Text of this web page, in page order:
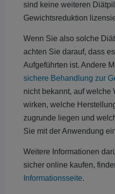
sind keine weiteren
Gewichtsreduktion
Wenn Sie also solche
achten Sie darauf, dass
Aufgeführten ist. Andere
sichere Behandlung zur
nicht bekannt, auf welche
wirken, welche
zugrunde liegen und
Sie mit der Anwendung
Weitere Informationen
sicher online kaufen,
Informationsseite.